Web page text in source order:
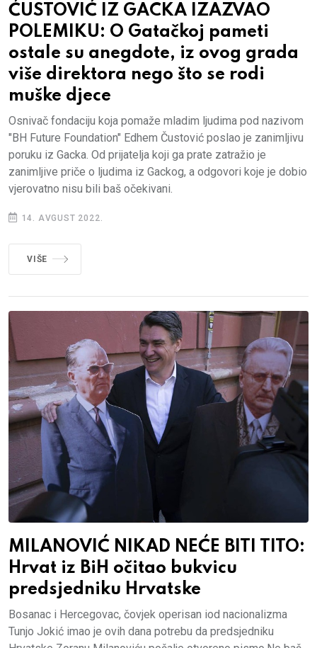
ĆUSTOVIĆ IZ GACKA IZAZVAO
POLEMIKU: O Gatačkoj pameti
ostale su anegdote, iz ovog grada
više direktora nego što se rodi
muške djece
Osnivač fondaciju koja pomaže mladim ljudima pod nazivom
"BH Future Foundation" Edhem Čustović poslao je zanimljivu
poruku iz Gacka. Od prijatelja koji ga prate zatražio je
zanimljive priče o ljudima iz Gackog, a odgovori koje je dobio
vjerovatno nisu bili baš očekivani.
14. AVGUST 2022.
VIŠE
MILANOVIĆ NIKAD NEĆE BITI TITO:
Hrvat iz BiH očitao bukvicu
predsjedniku Hrvatske
Bosanac i Hercegovac, čovjek operisan iod nacionalizma
Tunjo Jokić imao je ovih dana potrebu da predsjedniku